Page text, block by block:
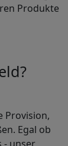
Produkte
Provision,
Egal ob